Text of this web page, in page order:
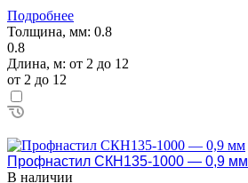
Подробнее
Толщина, мм: 0.8
0.8
Длина, м: от 2 до 12
от 2 до 12
Профнастил СКН135-1000 — 0,9 мм
В наличии